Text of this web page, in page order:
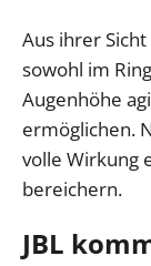
Aus ihrer
sowohl im
Augenhöhe
ermöglichen.
volle Wirkung
bereichern.
JBL